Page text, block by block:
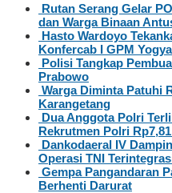
Rutan Serang Gelar
dan Warga Binaan
Hasto Wardoyo
Konfercab I GPM
Polisi Tangkap
Prabowo
Warga Diminta Patuhi
Karangetang
Dua Anggota Polri
Rekrutmen Polri
Dankodaeral IV
Operasi TNI
Gempa Pangandaran
Berhenti Darurat